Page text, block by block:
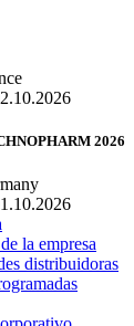
2026
la empresa
distribuidoras